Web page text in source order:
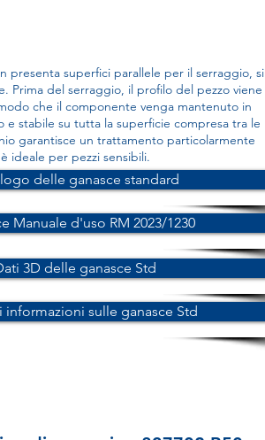
presenta superfici parallele per il serraggio, si
Prima del serraggio, il profilo del pezzo viene
che il componente venga mantenuto in
e stabile su tutta la superficie compresa tra le
garantisce un trattamento particolarmente
ideale per pezzi sensibili.
delle ganasce standard
Manuale d'uso RM 2023/1230
3D delle ganasce Std
informazioni sulle ganasce Std